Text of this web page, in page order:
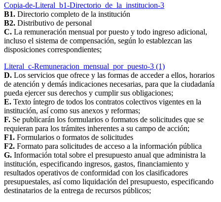
Copia-de-Literal_b1-Directorio_de_la_institucion-3
B1. Directorio completo de la institución
B2. Distributivo de personal
C. La remuneración mensual por puesto y todo ingreso adicional,
incluso el sistema de compensación, según lo establezcan las
disposiciones correspondientes;
Literal_c-Remuneracion_mensual_por_puesto-3 (1)
D. Los servicios que ofrece y las formas de acceder a ellos, horarios
de atención y demás indicaciones necesarias, para que la ciudadanía
pueda ejercer sus derechos y cumplir sus obligaciones;
E. Texto íntegro de todos los contratos colectivos vigentes en la
institución, así como sus anexos y reformas;
F. Se publicarán los formularios o formatos de solicitudes que se
requieran para los trámites inherentes a su campo de acción;
F1. Formularios o formatos de solicitudes
F2. Formato para solicitudes de acceso a la información pública
G. Información total sobre el presupuesto anual que administra la
institución, especificando ingresos, gastos, financiamiento y
resultados operativos de conformidad con los clasificadores
presupuestales, así como liquidación del presupuesto, especificando
destinatarios de la entrega de recursos públicos;